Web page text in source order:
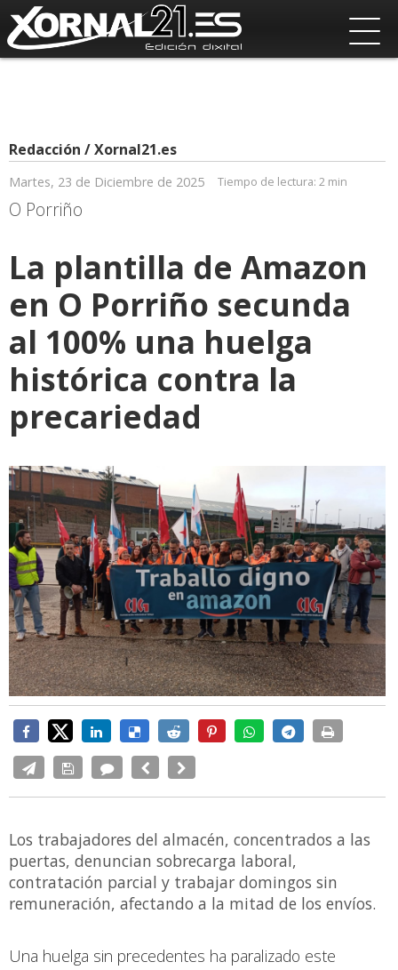
Redacción / Xornal21.es
Martes, 23 de Diciembre de 2025 Tiempo de lectura: 2 min
O Porriño
La plantilla de Amazon
en O Porriño secunda
al 100% una huelga
histórica contra la
precariedad
Los trabajadores del almacén, concentrados a las
puertas, denuncian sobrecarga laboral,
contratación parcial y trabajar domingos sin
remuneración, afectando a la mitad de los envíos.
Una huelga sin precedentes ha paralizado este